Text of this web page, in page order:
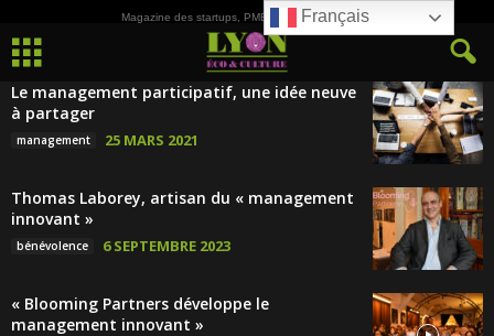
Magazine des startups, PME, ETI et de la Culture
Le management participatif, une idée neuve
à partager
management 25 MARS 2021
Thomas Laborey, artisan du « management
innovant »
bénévolence 6 SEPTEMBRE 2023
« Blooming Partners développe le
management innovant »
Français